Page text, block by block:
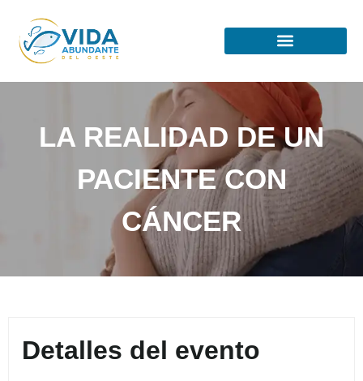
LA REALIDAD DE UN
PACIENTE CON
CÁNCER
Detalles del evento